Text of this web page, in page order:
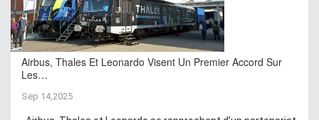
Airbus, Thales Et Leonardo Visent Un Premier Accord Sur
Les…
Sep 14,2025